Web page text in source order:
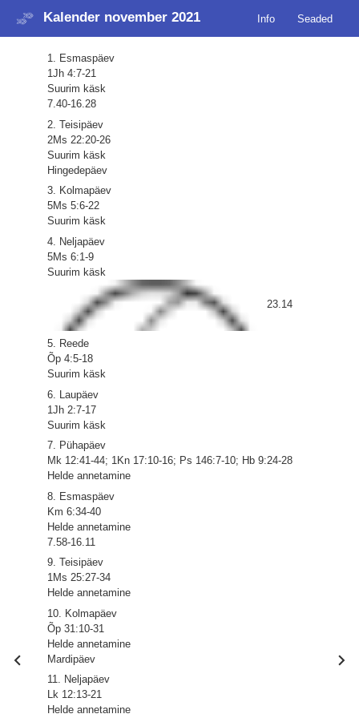
Kalender november 2021 Info Seaded
1. Esmaspäev
1Jh 4:7-21
Suurim käsk
7.40-16.28
2. Teisipäev
2Ms 22:20-26
Suurim käsk
Hingedepäev
3. Kolmapäev
5Ms 5:6-22
Suurim käsk
4. Neljapäev
5Ms 6:1-9
Suurim käsk
23.14
5. Reede
Õp 4:5-18
Suurim käsk
6. Laupäev
1Jh 2:7-17
Suurim käsk
7. Pühapäev
Mk 12:41-44; 1Kn 17:10-16; Ps 146:7-10; Hb 9:24-28
Helde annetamine
8. Esmaspäev
Km 6:34-40
Helde annetamine
7.58-16.11
9. Teisipäev
1Ms 25:27-34
Helde annetamine
10. Kolmapäev
Õp 31:10-31
Helde annetamine
Mardipäev
11. Neljapäev
Lk 12:13-21
Helde annetamine